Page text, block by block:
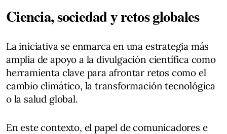
Ciencia, sociedad y retos globales
La iniciativa se enmarca en una estrategia más
amplia de apoyo a la divulgación científica como
herramienta clave para afrontar retos como el
cambio climático, la transformación tecnológica
o la salud global.
En este contexto, el papel de comunicadores e